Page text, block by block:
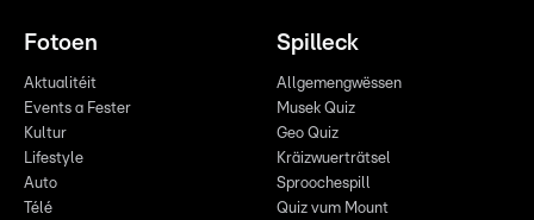
Fotoen
Aktualitéit
Events a Fester
Kultur
Lifestyle
Auto
Télé
Spilleck
Allgemengwëssen
Musek Quiz
Geo Quiz
Kräizwuerträtsel
Sproochespill
Quiz vum Mount